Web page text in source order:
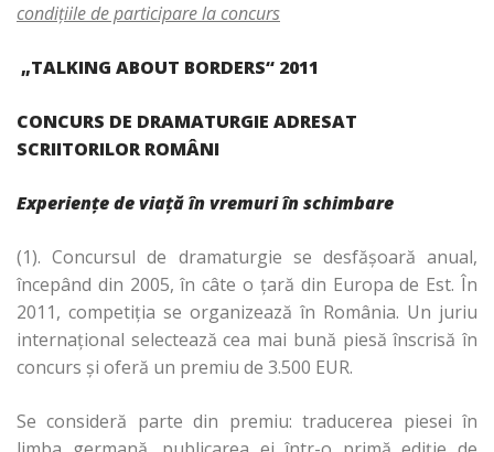
condiţiile de participare la concurs
„TALKING ABOUT BORDERS“ 2011
CONCURS DE DRAMATURGIE ADRESAT
SCRIITORILOR ROMÂNI
Experiențe de viață în vremuri în schimbare
(1). Concursul de dramaturgie se desfășoară anual,
începând din 2005, în câte o ţară din Europa de Est. În
2011, competiția se organizează în România. Un juriu
internațional selectează cea mai bună piesă înscrisă în
concurs și oferă un premiu de 3.500 EUR.
Se consideră parte din premiu: traducerea piesei în